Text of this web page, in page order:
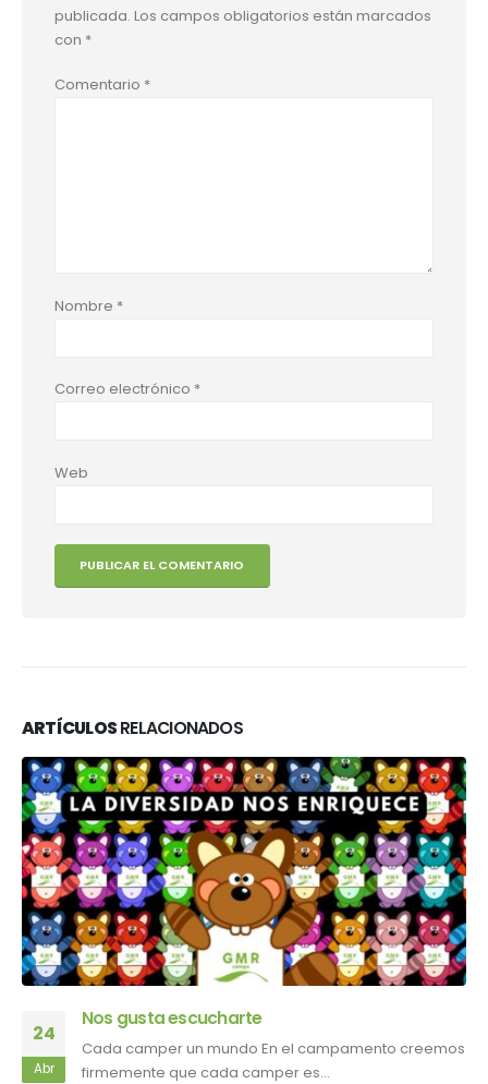
publicada. Los campos obligatorios están marcados
con *
Comentario *
Nombre *
Correo electrónico *
Web
ARTÍCULOSRELACIONADOS
24
Abr
Nos gusta escucharte
Cada camper un mundo En el campamento creemos
firmemente que cada camper es...